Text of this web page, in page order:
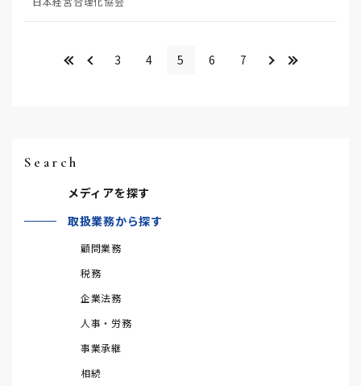
3 4 5 6 7 ＞
Search
メディアを探す
取扱業務から探す
顧問業務
税務
企業法務
人事・労務
事業承継
相続